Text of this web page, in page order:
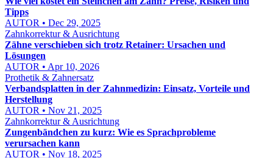
Tipps
AUTOR • Dec 29, 2025
Zahnkorrektur & Ausrichtung
Zähne verschieben sich trotz Retainer: Ursachen und
Lösungen
AUTOR • Apr 10, 2026
Prothetik & Zahnersatz
Verbandsplatten in der Zahnmedizin: Einsatz, Vorteile und
Herstellung
AUTOR • Nov 21, 2025
Zahnkorrektur & Ausrichtung
Zungenbändchen zu kurz: Wie es Sprachprobleme
verursachen kann
AUTOR • Nov 18, 2025